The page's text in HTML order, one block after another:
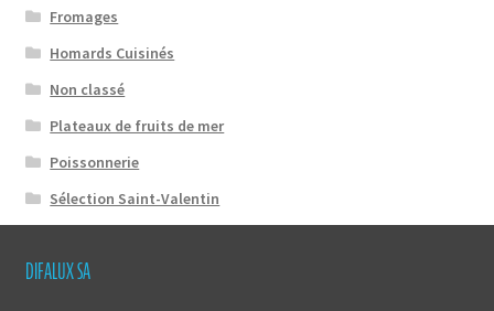
Fromages
Homards Cuisinés
Non classé
Plateaux de fruits de mer
Poissonnerie
Sélection Saint-Valentin
DIFALUX SA